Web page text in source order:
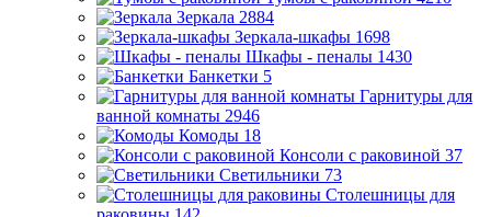
Зеркала 2884
Зеркала-шкафы 1698
Шкафы - пеналы 1430
Банкетки 5
Гарнитуры для
ванной комнаты 2946
Комоды 18
Консоли с раковиной 37
Светильники 73
Столешницы для